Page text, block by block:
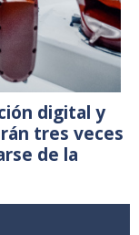
digital y
tres veces
de la